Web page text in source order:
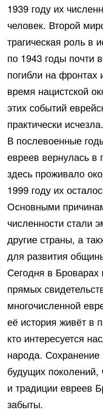
1939 году их
человек. Второй
трагическая роль в
по 1943 годы почти
погибли на
время нацистской
этих событий
практически исчезла.
В послевоенные
евреев вернулась в
здесь проживало
1999 году их
Основными
численности стали
другие страны, а
для развития
Сегодня в Броварах
прямых
многочисленной
её история живёт в
кто интересуется
народа.
будущих поколений,
и традиции евреев
забыты.